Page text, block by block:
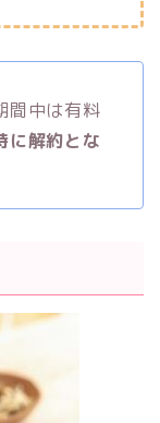
間中は有料
に解約とな